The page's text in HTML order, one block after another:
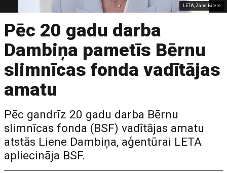
LETA, Zane Bitere
Pēc 20 gadu darba
Dambiņa pametīs Bērnu
slimnīcas fonda vadītājas
amatu
Pēc gandrīz 20 gadu darba Bērnu
slimnīcas fonda (BSF) vadītājas amatu
atstās Liene Dambiņa, aģentūrai LETA
apliecināja BSF.